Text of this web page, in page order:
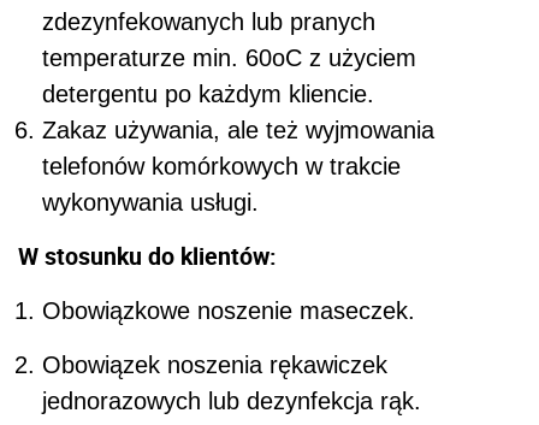
zdezynfekowanych lub pranych
temperaturze min. 60oC z użyciem
detergentu po każdym kliencie.
Zakaz używania, ale też wyjmowania
telefonów komórkowych w trakcie
wykonywania usługi.
W stosunku do klientów:
Obowiązkowe noszenie maseczek.
Obowiązek noszenia rękawiczek
jednorazowych lub dezynfekcja rąk.